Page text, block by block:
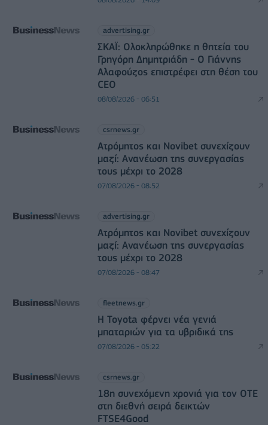
advertising.gr
ΣΚΑΪ: Ολοκληρώθηκε η θητεία του
Γρηγόρη Δημητριάδη - Ο Γιάννης
Αλαφούζος επιστρέφει στη θέση του
CEO
08/08/2026 - 06:51
csrnews.gr
Ατρόμητος και Novibet συνεχίζουν
μαζί: Ανανέωση της συνεργασίας
τους μέχρι το 2028
07/08/2026 - 08:52
advertising.gr
Ατρόμητος και Novibet συνεχίζουν
μαζί: Ανανέωση της συνεργασίας
τους μέχρι το 2028
07/08/2026 - 08:47
fleetnews.gr
Η Toyota φέρνει νέα γενιά
μπαταριών για τα υβριδικά της
07/08/2026 - 05:22
csrnews.gr
18η συνεχόμενη χρονιά για τον ΟΤΕ
στη διεθνή σειρά δεικτών
FTSE4Good